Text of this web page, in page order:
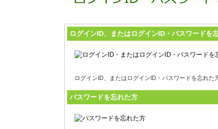
ログインID、またはログインID・パスワードを
ログインID、またはログインID・パスワードを忘れ
パスワードを忘れた方